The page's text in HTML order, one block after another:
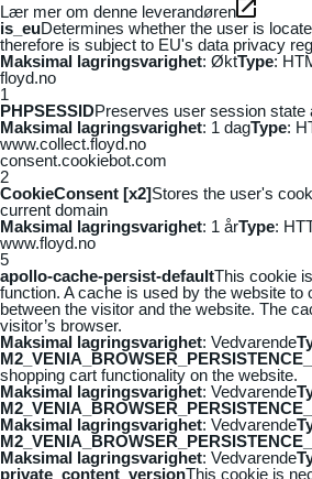
Lær mer om denne leverandøren
is_euDetermines whether the user is
therefore is subject to EU's data privacy
Maksimal lagringsvarighet: ØktType:
floyd.no
1
PHPSESSIDPreserves user session state
Maksimal lagringsvarighet: 1 dagType:
www.collect.floyd.no
consent.cookiebot.com
2
CookieConsent [x2]Stores the user's
current domain
Maksimal lagringsvarighet: 1 årType:
www.floyd.no
5
apollo-cache-persist-defaultThis cookie
function. A cache is used by the website to
between the visitor and the website. The
visitor’s browser.
Maksimal lagringsvarighet: Vedvarende
shopping cart functionality on the website.
Maksimal lagringsvarighet: Vedvarende
Maksimal lagringsvarighet: Vedvarende
Maksimal lagringsvarighet: Vedvarende
private_content_versionThis cookie is